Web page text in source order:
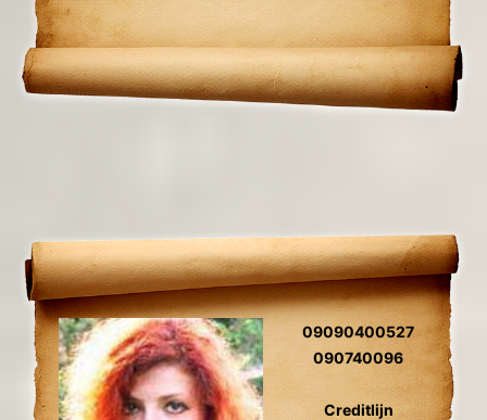
zielsliefde, zielsverwanten, gidscontact,
relatieproblemen, levensvragen.
09090400527
090740096
Creditlijn